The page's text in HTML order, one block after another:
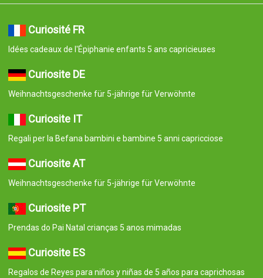
Curiosité FR
Idées cadeaux de l'Épiphanie enfants 5 ans capricieuses
Curiosite DE
Weihnachtsgeschenke für 5-jährige für Verwöhnte
Curiosite IT
Regali per la Befana bambini e bambine 5 anni capricciose
Curiosite AT
Weihnachtsgeschenke für 5-jährige für Verwöhnte
Curiosite PT
Prendas do Pai Natal crianças 5 anos mimadas
Curiosite ES
Regalos de Reyes para niños y niñas de 5 años para caprichosas